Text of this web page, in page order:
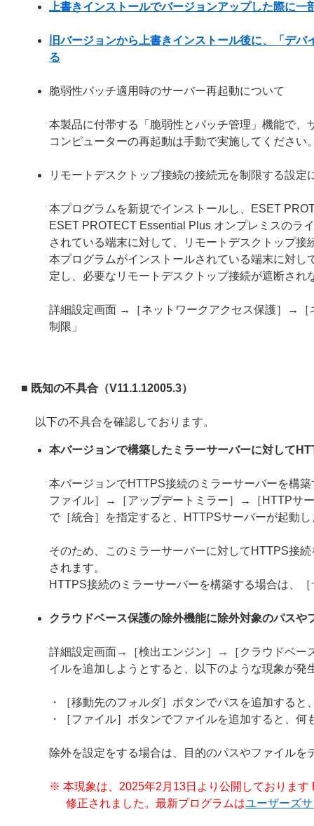
上書きインストールでバージョンアップした際に一
旧バージョンから上書きインストール後に、「デ
る
脆弱性パッチ適用時のサーバー再起動について
本製品に付帯する「脆弱性とパッチ管理」機能で、
コンピューターの再起動は手動で実施してください
リモートデスクトップ接続の接続元を制限する設定
本プログラムを新規でインストールし、ESET
ESET PROTECT Essential Plus オンプレミスのラ
されている端末に対して、リモートデスクトップ
本プログラムがインストールされている端末に対
定し、必要なリモートデスクトップ接続が遮断され
詳細設定画面 →［ネットワークアクセス保護］→
制限」
■ 既知の不具合（V11.1.12005.3）
以下の不具合を確認しております。
本バージョンで構築したミラーサーバーに対して
本バージョンでHTTPS接続のミラーサーバーを構
ファイル］→［アップデートミラー］→［HTTPサ
で［統合］を指定すると、HTTPSサーバーが起動し
そのため、このミラーサーバーに対してHTTPS接
されます。
HTTPS接続のミラーサーバーを構築する場合は、
クラウドベース保護の除外機能に除外対象のパスや
詳細設定画面→［検出エンジン］→［クラウドベー
イルを追加しようとすると、以下のような現象が発
・［移動先のフォルダ］ボタンでパスを追加する
・［ファイル］ボタンでファイルを追加すると、何
除外を設定をする場合は、目的のパスやファイル
※ 本現象は、2025年2月13日より公開しております
修正されました。最新プログラムはユーザーズ